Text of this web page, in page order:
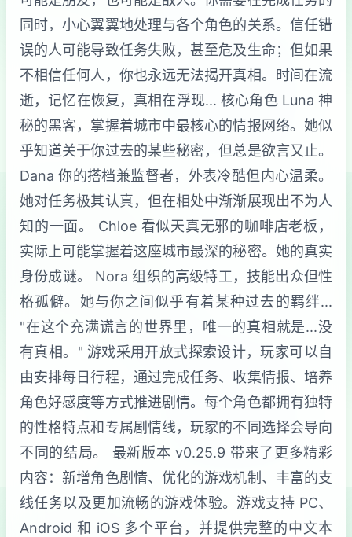
同时，小心翼翼地处理与各个角色的关系。信任错
误的人可能导致任务失败，甚至危及生命；但如果
不相信任何人，你也永远无法揭开真相。时间在流
逝，记忆在恢复，真相在浮现... 核心角色 Luna 神
秘的黑客，掌握着城市中最核心的情报网络。她似
乎知道关于你过去的某些秘密，但总是欲言又止。
Dana 你的搭档兼监督者，外表冷酷但内心温柔。
她对任务极其认真，但在相处中渐渐展现出不为人
知的一面。 Chloe 看似天真无邪的咖啡店老板，
实际上可能掌握着这座城市最深的秘密。她的真实
身份成谜。 Nora 组织的高级特工，技能出众但性
格孤僻。她与你之间似乎有着某种过去的羁绊...
"在这个充满谎言的世界里，唯一的真相就是...没
有真相。" 游戏采用开放式探索设计，玩家可以自
由安排每日行程，通过完成任务、收集情报、培养
角色好感度等方式推进剧情。每个角色都拥有独特
的性格特点和专属剧情线，玩家的不同选择会导向
不同的结局。 最新版本 v0.25.9 带来了更多精彩
内容：新增角色剧情、优化的游戏机制、丰富的支
线任务以及更加流畅的游戏体验。游戏支持 PC、
Android 和 iOS 多个平台，并提供完整的中文本